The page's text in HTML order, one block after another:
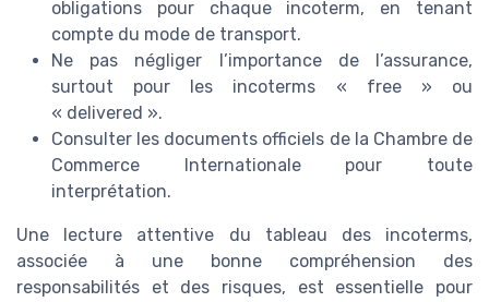
obligations pour chaque incoterm, en tenant
compte du mode de transport.
Ne pas négliger l’importance de l’assurance,
surtout pour les incoterms « free » ou
« delivered ».
Consulter les documents officiels de la Chambre de
Commerce Internationale pour toute
interprétation.
Une lecture attentive du tableau des incoterms,
associée à une bonne compréhension des
responsabilités et des risques, est essentielle pour